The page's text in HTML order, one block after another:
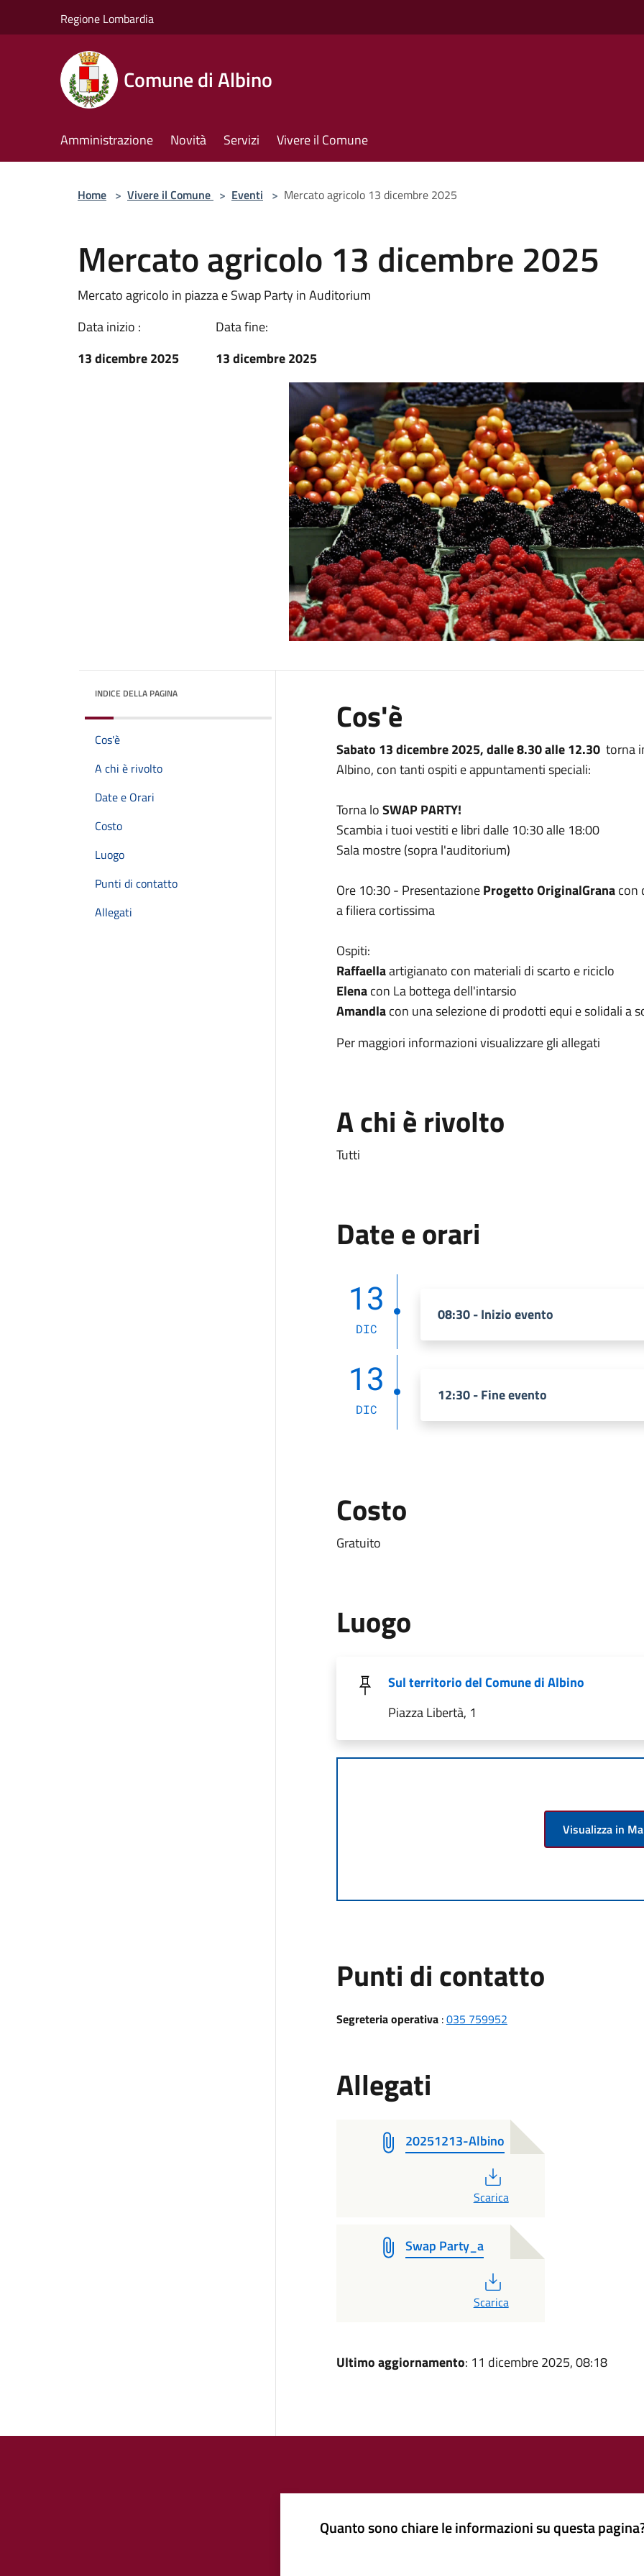
Regione Lombardia
Comune di Albino
Amministrazione Novità Servizi Vivere il Comune
Home > Vivere il Comune > Eventi > Mercato agricolo 13 dicembre 2025
Mercato agricolo 13 dicembre 2025
Mercato agricolo in piazza e Swap Party in Auditorium
Data inizio :
13 dicembre 2025
Data fine:
13 dicembre 2025
INDICE DELLA PAGINA
Cos'è
A chi è rivolto
Date e Orari
Costo
Luogo
Punti di contatto
Allegati
Cos'è
Sabato 13 dicembre 2025, dalle 8.30 alle 12.30 torna
Albino, con tanti ospiti e appuntamenti speciali:
Torna loSWAP PARTY!
Scambia i tuoi vestiti e libri dalle 10:30 alle 18:00
Sala mostre (sopra l'auditorium)
Ore 10:30 - PresentazioneProgetto OriginalGranacon
a filiera cortissima
Ospiti:
Raffaellaartigianato con materiali di scarto e riciclo
Elenacon La bottega dell'intarsio
Amandlacon unaselezione di prodotti equi e solidali a
Per maggiori informazioni visualizzare gli allegati
A chi è rivolto
Tutti
Date e orari
13
DIC
08:30 - Inizio evento
13
DIC
12:30 - Fine evento
Costo
Gratuito
Luogo
Sul territorio del Comune di Albino
Piazza Libertà, 1
Visualizza in
Punti di contatto
Segreteria operativa:035 759952
Allegati
20251213-Albino
Scarica
Swap Party_a
Scarica
Ultimo aggiornamento: 11 dicembre 2025, 08:18
Quanto sono chiare le informazioni su questa